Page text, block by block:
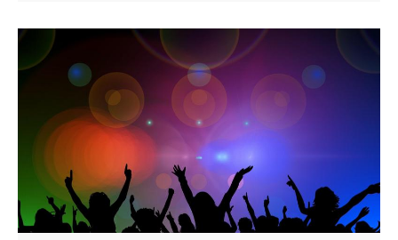
Venite a festeggiare l'estate! Mostra e mercato, tutto il
giorno: grigliate e sardinate. Intrattenimento musicale: Les
Gredins des Alpes